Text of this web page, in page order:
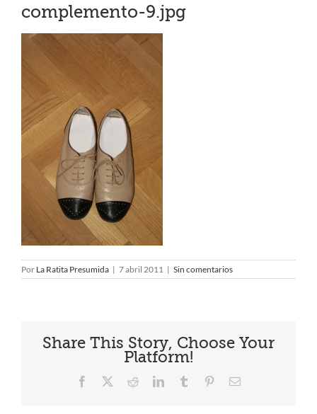
complemento-9.jpg
Por La Ratita Presumida | 7 abril 2011 | Sin comentarios
Share This Story, Choose Your
Platform!
Facebook RedditLinkedInTumblr PinterestCorreo